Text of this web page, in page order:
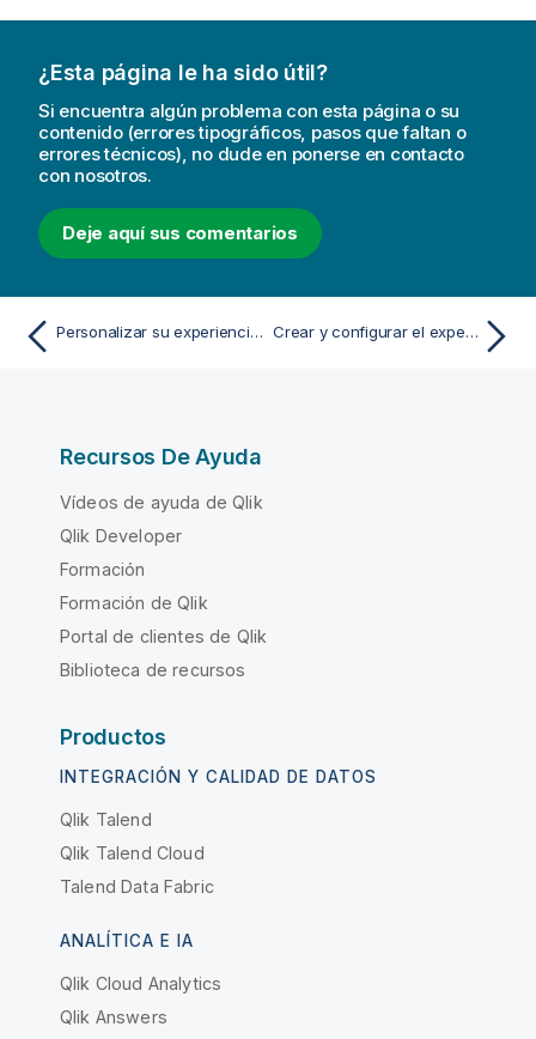
¿Esta página le ha sido útil?
Si encuentra algún problema con esta página o su
contenido (errores tipográficos, pasos que faltan o
errores técnicos), no dude en ponerse en contacto
con nosotros.
Deje aquí sus comentarios
Personalizar su experiencia de Qlik Predict Crear y configurar el experimento
Recursos De Ayuda
Vídeos de ayuda de Qlik
Qlik Developer
Formación
Formación de Qlik
Portal de clientes de Qlik
Biblioteca de recursos
Productos
INTEGRACIÓN Y CALIDAD DE DATOS
Qlik Talend
Qlik Talend Cloud
Talend Data Fabric
ANALÍTICA E IA
Qlik Cloud Analytics
Qlik Answers